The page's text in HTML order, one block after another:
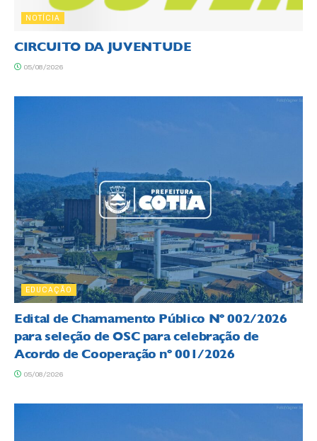
NOTÍCIA
CIRCUITO DA JUVENTUDE
05/08/2026
EDUCAÇÃO
Edital de Chamamento Público Nº 002/2026
para seleção de OSC para celebração de
Acordo de Cooperação nº 001/2026
05/08/2026